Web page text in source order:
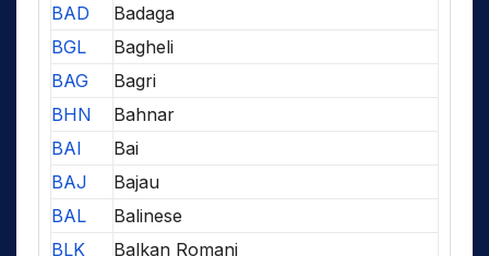
BAD
Badaga
BGL
Bagheli
BAG
Bagri
BHN
Bahnar
BAI
Bai
BAJ
Bajau
BAL
Balinese
BLK
Balkan Romani